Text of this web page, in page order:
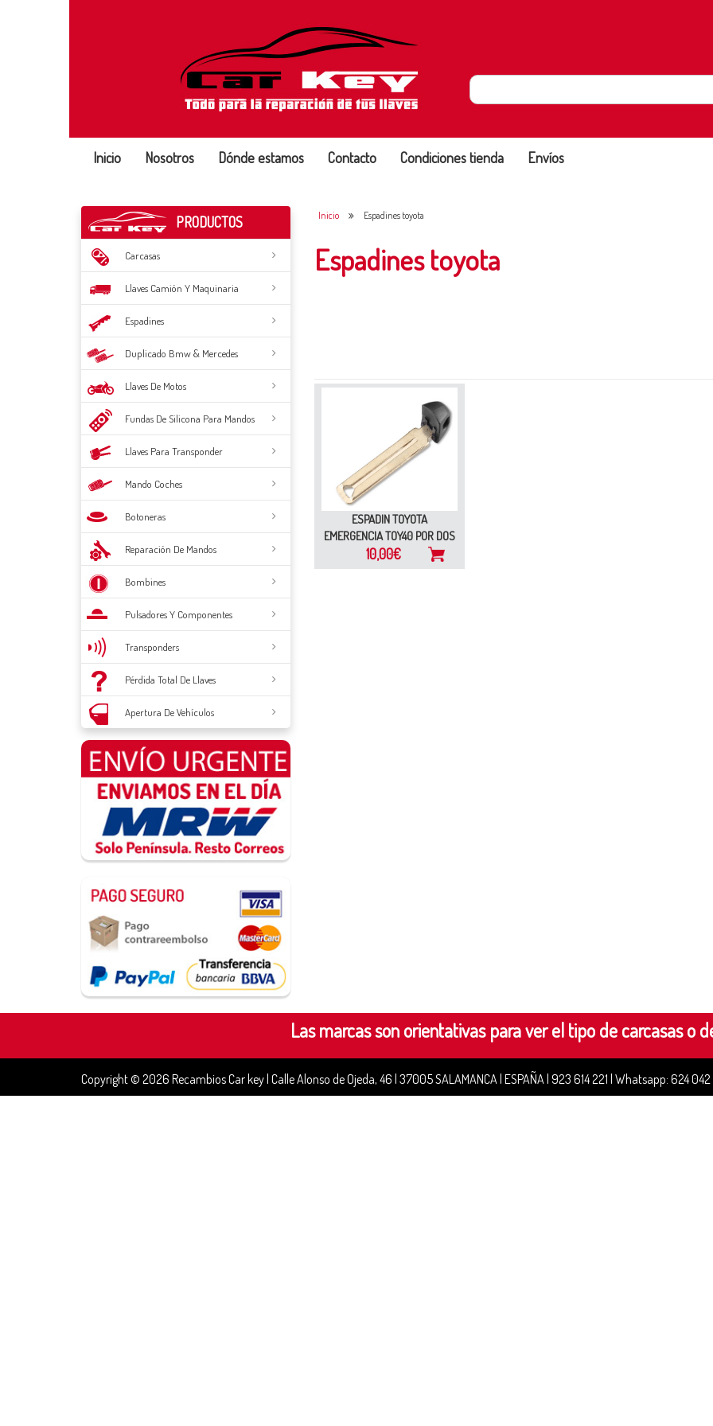
Inicio Nosotros Dónde estamos Contacto Condiciones tienda Envíos
PRODUCTOS
Carcasas
Llaves Camión Y Maquinaria
Espadines
Duplicado Bmw & Mercedes
Llaves De Motos
Fundas De Silicona Para Mandos
Llaves Para Transponder
Mando Coches
Botoneras
Reparación De Mandos
Bombines
Pulsadores Y Componentes
Transponders
Pérdida Total De Llaves
Apertura De Vehículos
Inicio Espadines toyota
Espadines toyota
ESPADIN TOYOTA
EMERGENCIA TOY40 POR DOS
LADOS
10,00€
Las marcas son orientativas para ver el tipo de carcasas o
Copyright © 2026 Recambios Car key | Calle Alonso de Ojeda, 46 | 37005 SALAMANCA | ESPAÑA | 923 614 221 | Whatsapp: 624 042